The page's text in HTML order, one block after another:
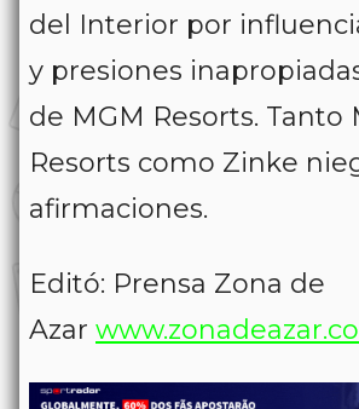
del Interior por
y presiones
de MGM Resorts. Tanto
Resorts como Zinke
afirmaciones.
Editó: Prensa Zona de
Azar